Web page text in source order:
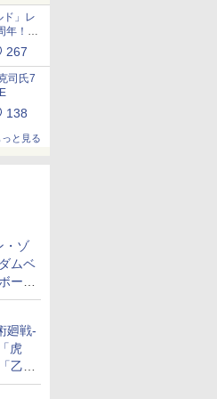
ド」レ
年！イ
再現し
267
司氏7
138
っと見る
・ゾ
ムベ
ー
産機
ムベ
廻戦-
虎
乙
ナッ